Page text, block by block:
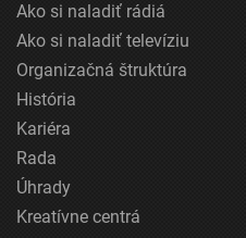
Ako si naladiť rádiá
Ako si naladiť televíziu
Organizačná štruktúra
História
Kariéra
Rada
Úhrady
Kreatívne centrá